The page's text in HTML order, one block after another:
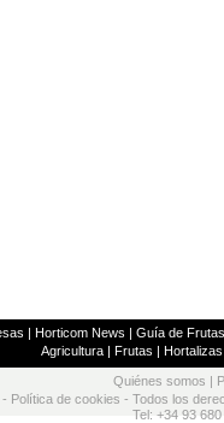
| Horticom News | Guía de
Agricultura| Frutas | Hortalizas
Quiénes somos
- Política de cookies - Todos los
Tel: +34 93